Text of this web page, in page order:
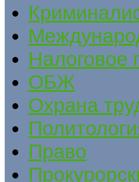
Налоговое
ОБЖ
Охрана
Право